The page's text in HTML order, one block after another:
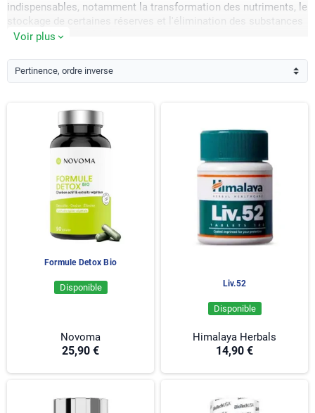
indispensables, notamment la transformation des nutriments, le
stockage de certaines réserves et l'élimination des substances
dont le corps n'a plus besoin.
Véritable centre métabolique, le foie participe quotidiennement
à l'équilibre général de l'organisme. Il joue un rôle majeur dans
la digestion, le métabolisme des glucides, des lipides et des
molécules issues de l'alimentation ou du fonctionnement
normal du corps.
Pour une approche globale du bien-être, un draineur hépatique
peut être intégré à une routine comprenant également des
, desoméga-3 acides aminésdans le cadre
d'une alimentation équilibrée.
Le rôle essentiel du foie dans l'organisme
Le foie assure plusieurs fonctions fondamentales nécessaires
des glucides, des lipides et des protéines issus de
l'alimentation afin de fournir de l'énergie et des éléments
Stockage des réserves :
il conserve certaines substances
utiles comme le glycogène, le fer, le cuivre ainsi que
certaines vitamines, notamment la vitamine B12.
Fonction de filtration naturelle : il contribue à transformer et
Voir plus expand_more
Pertinence, ordre inverse
Formule Detox Bio
Disponible
Novoma
25,90 €
Liv.52
Disponible
Himalaya Herbals
14,90 €